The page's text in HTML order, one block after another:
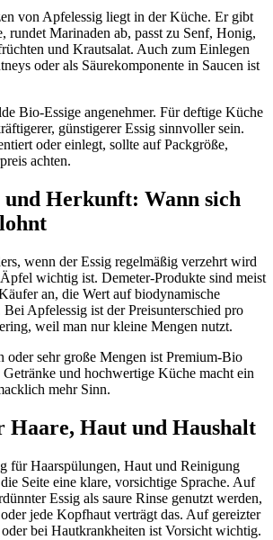
von Apfelessig liegt in der Küche. Er gibt
rundet Marinaden ab, passt zu Senf, Honig,
und Krautsalat. Auch zum Einlegen
oder als Säurekomponente in Saucen ist
Bio-Essige angenehmer. Für deftige Küche
günstigerer Essig sinnvoller sein.
oder einlegt, sollte auf Packgröße,
achten.
und Herkunft: Wann sich
wenn der Essig regelmäßig verzehrt wird
wichtig ist. Demeter-Produkte sind meist
an, die Wert auf biodynamische
Apfelessig ist der Preisunterschied pro
weil man nur kleine Mengen nutzt.
oder sehr große Mengen ist Premium-Bio
und hochwertige Küche macht ein
mehr Sinn.
Haare, Haut und Haushalt
für Haarspülungen, Haut und Reinigung
Seite eine klare, vorsichtige Sprache. Auf
Essig als saure Rinse genutzt werden,
jede Kopfhaut verträgt das. Auf gereizter
bei Hautkrankheiten ist Vorsicht wichtig.